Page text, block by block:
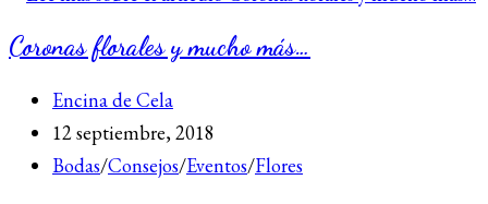
Coronas florales y mucho más…
Autor
de
la
Encina de Cela
Publicación
de
12 septiembre, 2018
Categoría
Bodas/Consejos/Eventos/Flores